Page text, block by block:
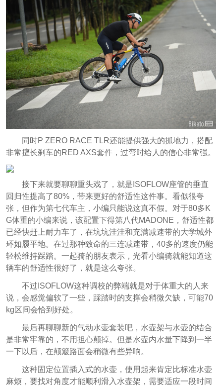
同时P ZERO RACE TLR还能提供强大的抓地力，搭配
非常擅长刹车的RED AXS套件，过弯时给人的信心非常强。
接下来就要聊聊重头戏了，就是ISOFLOW座管的垂直
回归性提高了80%，带来更好的舒适性这件事。看似很夸
张，但作为第七代车主，小编只能说这真不假。对于80多K
G体重的小编来说，该配置下得第八代MADONE，舒适性都
已经快赶上耐力车了，在坑坑洼洼和充满减速带的大学城外
环如履平地。在过那种致命的三连减速带，40多的速度仍能
轻松维持踩踏。一起骑的朋友表示，光看小编骑就能知道这
辆车的舒适性很好了，就是这么夸张。
不过ISOFLOW这种调校的弊端就是对于体重大的人来
说，会感觉偏软了一些，踩踏时的支撑会稍微欠缺，可能70
kg区间会恰到好处。
最后再聊聊新的气动水壶套装吧，水壶架与水壶的结合
是非常牢靠的，不用担心颠掉。但是水壶内水量下降到一半
一下以后，在颠簸路面会稍微有些异响。
这种固定位置插入式的水壶，使用起来肯定比标准水壶
麻烦，要找对角度才能顺利滑入水壶架，需要适应一段时间